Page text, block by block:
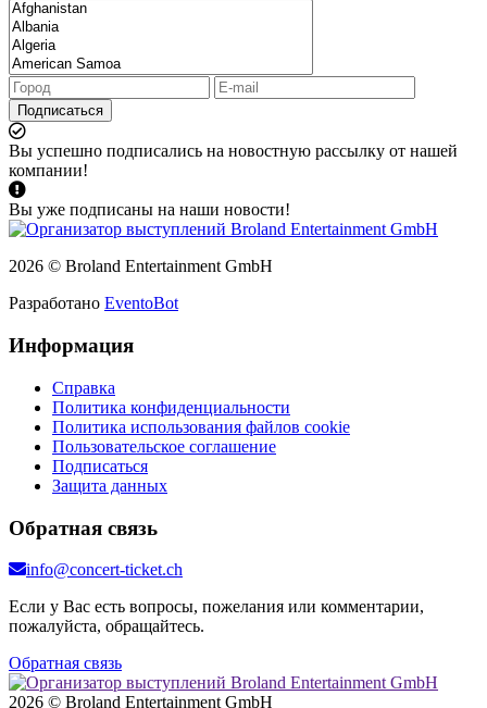
Подписаться
Вы успешно подписались на новостную рассылку от нашей
компании!
Вы уже подписаны на наши новости!
2026 © Broland Entertainment GmbH
Разработано EventoBot
Информация
Справка
Политика конфиденциальности
Политика использования файлов cookie
Пользовательское соглашение
Подписаться
Защита данных
Обратная связь
info@concert-ticket.ch
Если у Вас есть вопросы, пожелания или комментарии,
пожалуйста, обращайтесь.
Обратная связь
2026 © Broland Entertainment GmbH